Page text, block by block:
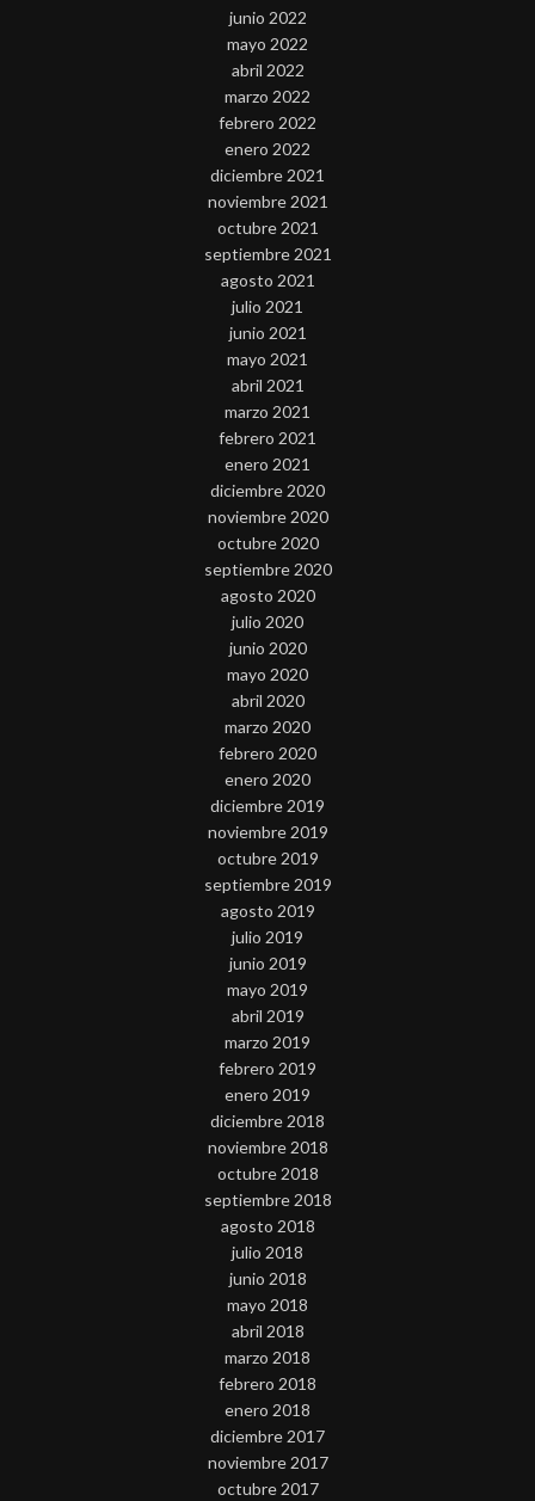
junio 2022
mayo 2022
abril 2022
marzo 2022
febrero 2022
enero 2022
diciembre 2021
noviembre 2021
octubre 2021
septiembre 2021
agosto 2021
julio 2021
junio 2021
mayo 2021
abril 2021
marzo 2021
febrero 2021
enero 2021
diciembre 2020
noviembre 2020
octubre 2020
septiembre 2020
agosto 2020
julio 2020
junio 2020
mayo 2020
abril 2020
marzo 2020
febrero 2020
enero 2020
diciembre 2019
noviembre 2019
octubre 2019
septiembre 2019
agosto 2019
julio 2019
junio 2019
mayo 2019
abril 2019
marzo 2019
febrero 2019
enero 2019
diciembre 2018
noviembre 2018
octubre 2018
septiembre 2018
agosto 2018
julio 2018
junio 2018
mayo 2018
abril 2018
marzo 2018
febrero 2018
enero 2018
diciembre 2017
noviembre 2017
octubre 2017